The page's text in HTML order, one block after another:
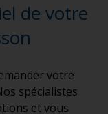
de votre
votre
spécialistes
et vous